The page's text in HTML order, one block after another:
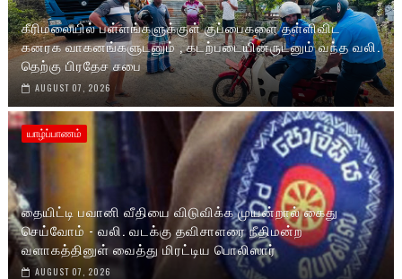
கீரிமலையில் பள்ளங்களுக்குள் குப்பைகளை தள்ளிவிட
கனரக வாகனங்களுடனும் , கடற்படையினருடனும் வந்த வலி.
தெற்கு பிரதேச சபை
AUGUST 07, 2026
யாழ்ப்பாணம்
தையிட்டி பவானி வீதியை விடுவிக்க முயன்றால் கைது
செய்வோம் - வலி. வடக்கு தவிசாளரை நீதிமன்ற
வளாகத்தினுள் வைத்து மிரட்டிய பொலிஸார்
AUGUST 07, 2026